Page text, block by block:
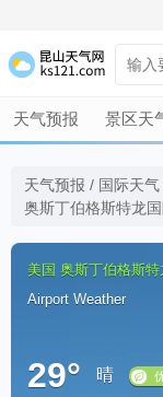
天气预报 景区天
天气预报 / 国际天气
奥斯丁伯格斯特龙
美国 奥斯丁伯格斯
Airport Weather
29° 晴